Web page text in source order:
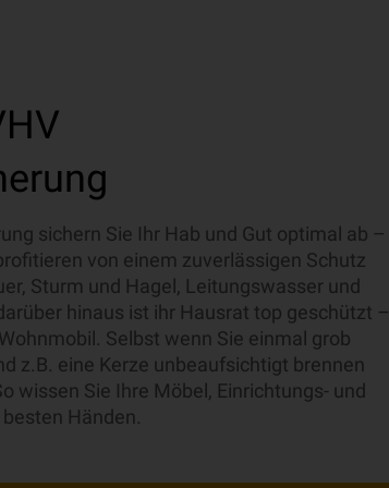
sichern Sie Ihr Hab und Gut optimal ab –
von einem zuverlässigen Schutz
Sturm und Hagel, Leitungswasser und
hinaus ist ihr Hausrat top geschützt –
Selbst wenn Sie einmal grob
z.B. eine Kerze unbeaufsichtigt brennen
wissen Sie Ihre Möbel, Einrichtungs- und
Händen.